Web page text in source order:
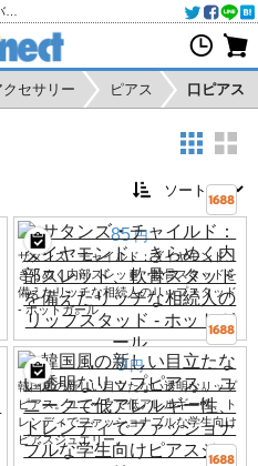
クセサリー ピアス 口ピアス
85 円
サタンズ・チャイルド：ダイヤモンド、
きらめく内部スレッド、軟骨スタッドを
備えたリッチな相続人のリップスタッド
- ホットガール
3 円
韓国風の新しい目立たない透明なリップ
ピアス。ユニークで低アレルギー性、ト
レンディでファッショナブルな学生向け
ピアスジュエリー。